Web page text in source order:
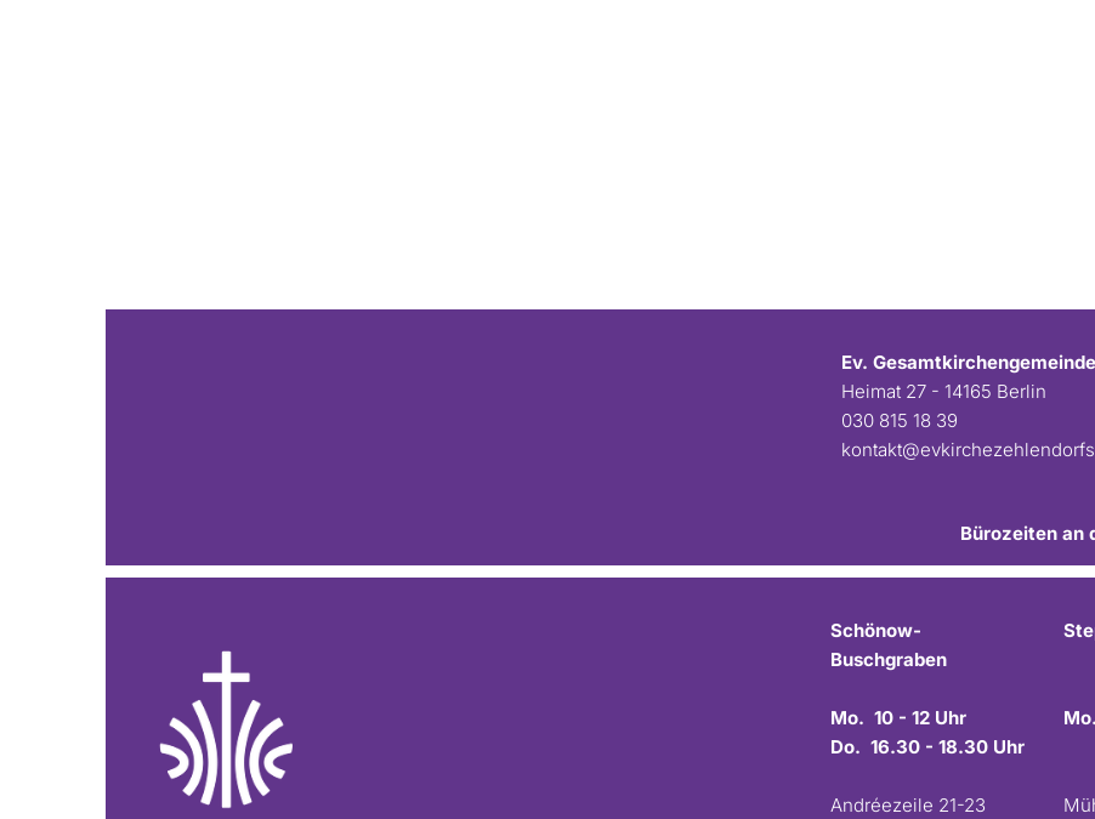
Ev.
Heimat 27 - 14165 Berlin
030 815 18 39
Bürozeiten an
Schönow-
Buschgraben
Mo. 10 - 12 Uhr
Do. 16.30 - 18.30 Uhr
Andréezeile 21-23